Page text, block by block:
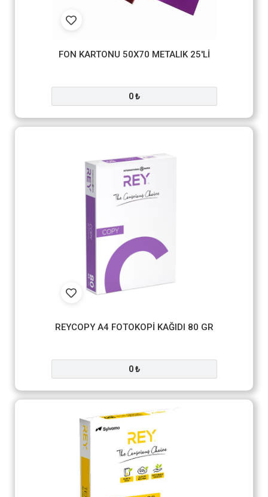
FON KARTONU 50X70 METALIK 25'Lİ
0 ₺
REYCOPY A4 FOTOKOPİ KAĞIDI 80 GR
0 ₺